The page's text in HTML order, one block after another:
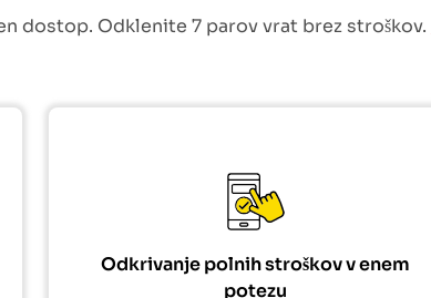
dostop. Odklenite 7 parov vrat brez stroškov.
Odkrivanje polnih stroškov v enem
potezu